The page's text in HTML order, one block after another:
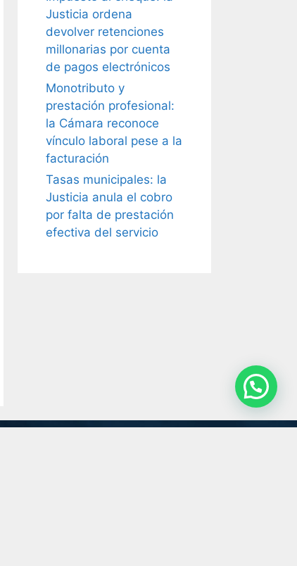
Justicia ordena
devolver retenciones
millonarias por cuenta
de pagos electrónicos
Monotributo y
prestación profesional:
la Cámara reconoce
vínculo laboral pese a la
facturación
Tasas municipales: la
Justicia anula el cobro
por falta de prestación
efectiva del servicio